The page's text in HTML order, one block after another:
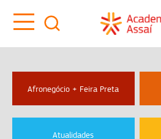
Afronegócio + Feira Preta
Atualidades